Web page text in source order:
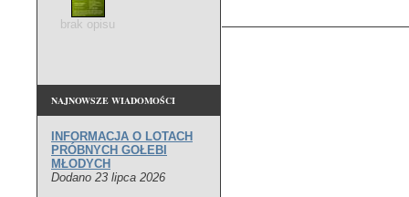
brak opisu
NAJNOWSZE WIADOMOŚCI
INFORMACJA O LOTACH
PRÓBNYCH GOŁEBI
MŁODYCH
Dodano 23 lipca 2026